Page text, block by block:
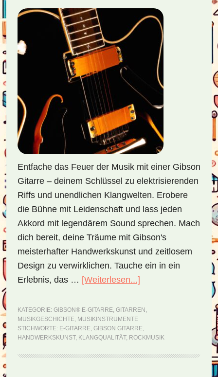
Entfache das Feuer der Musik mit einer Gibson
Gitarre – deinem Schlüssel zu elektrisierenden
Riffs und unendlichen Klangwelten. Erobere
die Bühne mit Leidenschaft und lass jeden
Akkord mit legendärem Sound sprechen. Mach
dich bereit, deine Träume mit Gibson's
meisterhafter Handwerkskunst und zeitlosem
Design zu verwirklichen. Tauche ein in ein
Erlebnis, das … [Weiterlesen...]
Gitarre
–
KATEGORIE: GIBSON® E-GITARRE, GITARREN ,
MUSIKGESCHICHTE, MUSIKINSTRUMENTE
STICHWORTE: E-GITARRE, GIBSON GITARRE,
HANDWERKSKUNST, KLANGQUALITÄT, ROCKMUSIK